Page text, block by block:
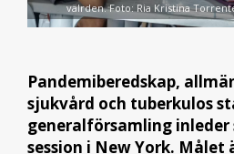
välrden. Foto: Ria Kristina
Pandemiberedskap,
sjukvård och tuberkulos
generalförsamling inleder
session i New York. Målet